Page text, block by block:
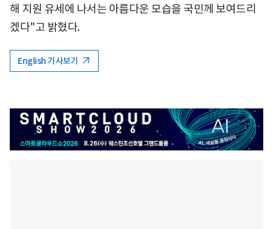
해 지원 유세에 나서는 아름다운 모습을 국민께 보여드리
겠다"고 밝혔다.
English 기사보기